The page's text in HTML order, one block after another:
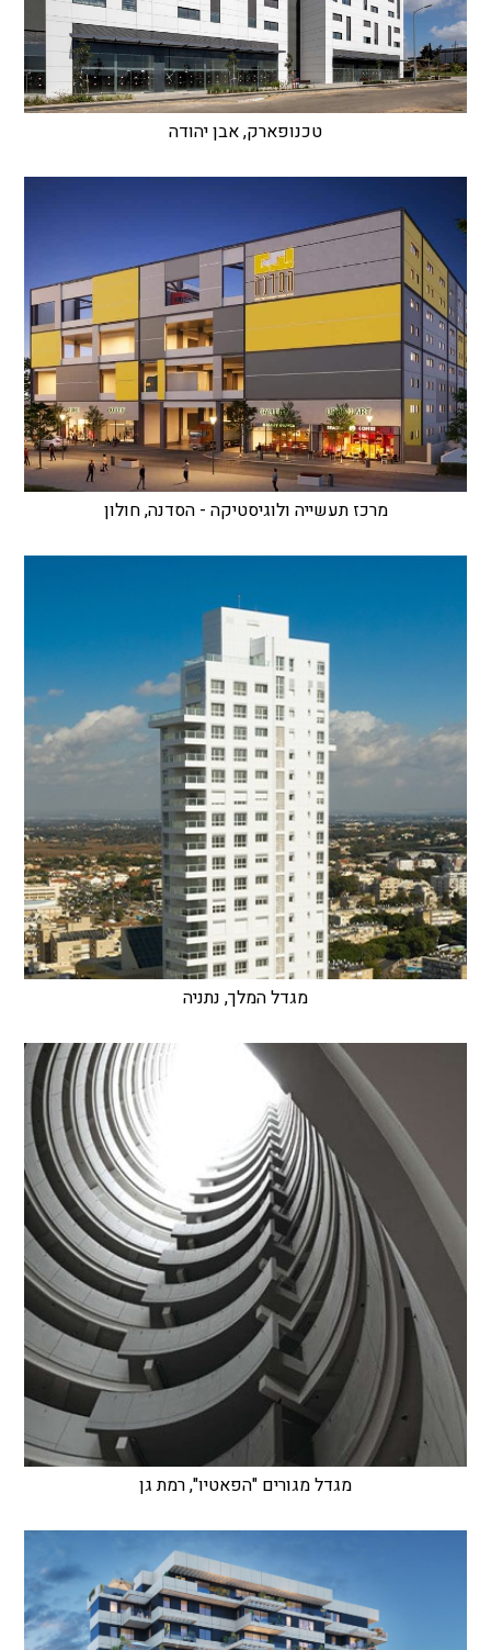
טכנופארק, אבן יהודה
מרכז תעשייה ולוגיסטיקה - הסדנה, חולון
מגדל המלך, נתניה
מגדל מגורים "הפאטיו", רמת גן